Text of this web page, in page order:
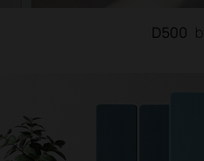
D500